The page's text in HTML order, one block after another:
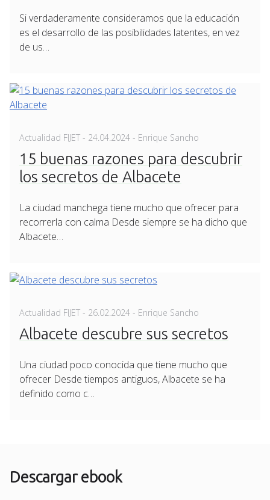
Si verdaderamente consideramos que la educación
es el desarrollo de las posibilidades latentes, en vez
de us…
Actualidad FIJET - Posted
24.04.2024 - Enrique Sancho
15 buenas razones para descubrir
los secretos de Albacete
La ciudad manchega tiene mucho que ofrecer para
recorrerla con calma Desde siempre se ha dicho que
Albacete…
Actualidad FIJET - Posted
on
26.02.2024 - Enrique Sancho
Albacete descubre sus secretos
Una ciudad poco conocida que tiene mucho que
ofrecer Desde tiempos antiguos, Albacete se ha
definido como c…
Descargar ebook